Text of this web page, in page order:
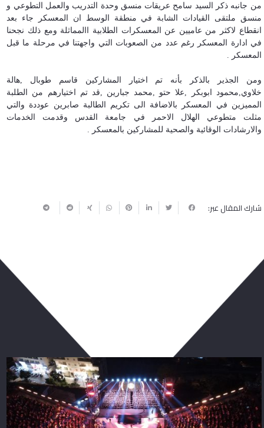
من جانبه ذكر السيد سامح عريقات منسق وحدة التدريب والعمل التطوعي و
منسق ملتقى القيادات الشابة في منطقة الوسط ان المعسكر جاء بعد
انقطاع لاكثر من عاميين عن المعسكرات الطلابية االمماثلة ومع ذلك نجحنا
في ادارة المعسكر رغم عدد من الصعوبات التي واجهتنا في مرحلة ما قبل
المعسكر .
ومن الجذير بالذكر بأنه تم اختيار المشاركين قاسم طوبال ,هالة
خلاوي,محمود ابوبكر ,علا حتو ,محمد جبارين ,قد تم اختيارهم من الطلبة
المميزين في المعسكر بالاضافة الى تكريم الطالبة صابرين عوددة والتي
مثلت متطوعي الهلال الاحمر في جامعة القدس وقدمت الخدمات
والارشادات الوقائية والصحية للمشاركين بالمعسكر .
شارك المقال عبر: